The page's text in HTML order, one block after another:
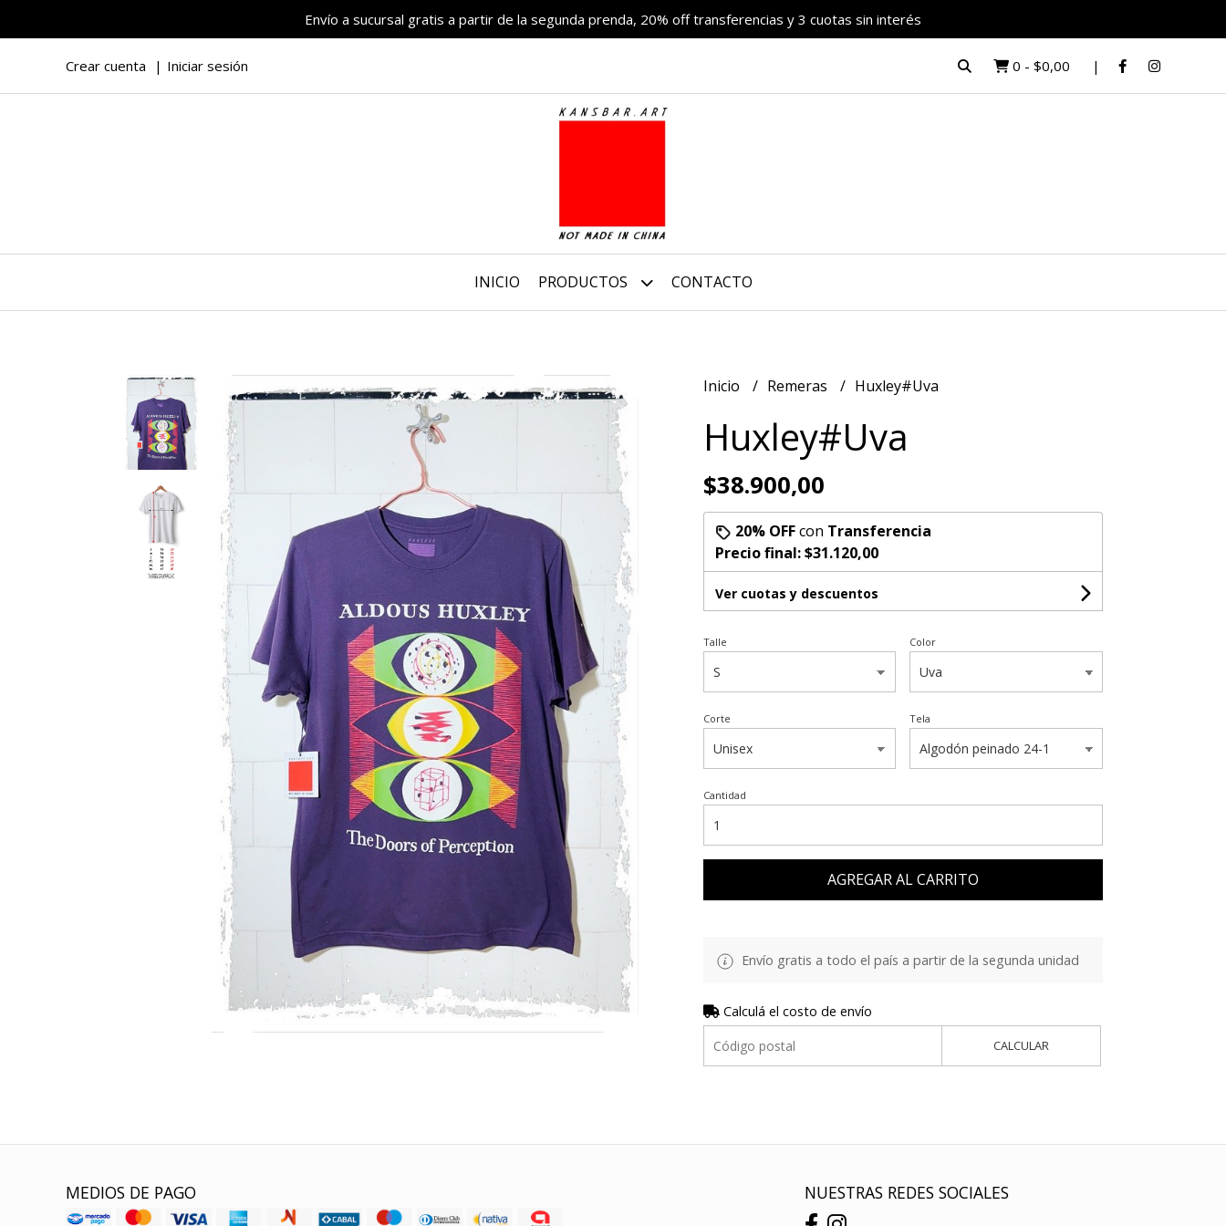
Envío a sucursal gratis a partir de la segunda prenda, 20% off transferencias y 3 cuotas sin interés
Crear cuenta Iniciar sesión 0 - $0,00
INICIO PRODUCTOS CONTACTO
Inicio Remeras Huxley#Uva
Huxley#Uva
$38.900,00
20% OFFcon Transferencia
Precio final:$31.120,00
Ver cuotas y descuentos
Talle Color
Corte Tela
Cantidad
AGREGAR AL CARRITO
Envío gratis a todo el país a partir de la segunda unidad
Calculá el costo de envío
CALCULAR
MEDIOS DE PAGO NUESTRAS REDES SOCIALES